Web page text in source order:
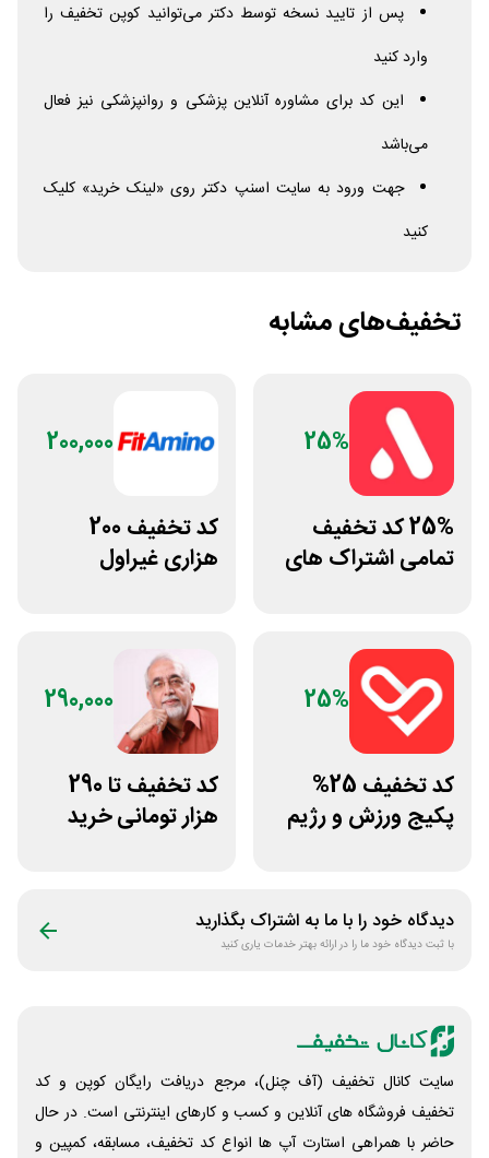
پس از تایید نسخه توسط دکتر می‌توانید کوپن تخفیف را
وارد کنید
این کد برای مشاوره آنلاین پزشکی و روانپزشکی نیز فعال
می‌باشد
جهت ورود به سایت اسنپ دکتر روی «لینک خرید» کلیک
کنید
تخفیف‌های مشابه
25%
25% کد تخفیف
تمامی اشتراک های
200,000
کد تخفیف 200
هزاری غیراول
25%
کد تخفیف 25%
پکیج ورزش و رژیم
290,000
کد تخفیف تا 290
هزار تومانی خرید
دیدگاه خود را با ما به اشتراک بگذارید
با ثبت دیدگاه خود ما را در ارائه بهتر خدمات یاری کنید
سایت کانال تخفیف (آف چنل)، مرجع دریافت رایگان کوپن و کد
تخفیف فروشگاه های آنلاین و کسب و‌ کارهای اینترنتی است. در حال
حاضر با همراهی استارت آپ ها انواع کد تخفیف، مسابقه، کمپین و